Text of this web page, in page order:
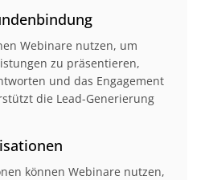
Webinare nutzen, um
zu präsentieren,
und das Engagement
die Lead-Generierung
können Webinare nutzen,